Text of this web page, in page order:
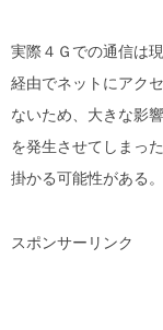
実際４Ｇでの通信は
経由でネットにアク
ないため、大きな影
を発生させてしまっ
掛かる可能性がある
スポンサーリンク